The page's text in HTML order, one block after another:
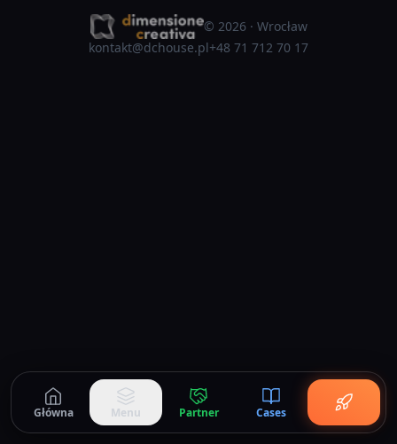
Główna Menu Partner Cases
© 2026· Wrocław
kontakt@dchouse.pl+48 71 712 70 17